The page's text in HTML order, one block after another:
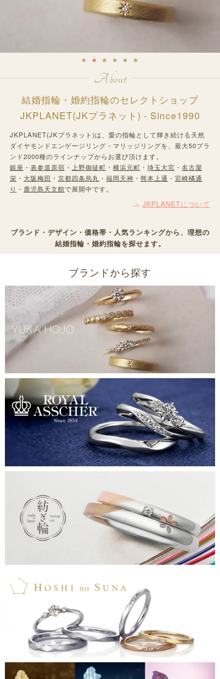
● ● ● ● ● ●
About
結婚指輪・婚約指輪のセレクトショップ
JKPLANET(JKプラネット) - Since1990
JKPLANET(JKプラネット)は、愛の指輪として輝き続ける天然
ダイヤモンドエンゲージリング ・ マリッジリングを、最大50ブラ
ンド2000種のラインナップからお選び頂けます。
銀座 ・ 表参道原宿 ・ 上野御徒町 ・ 横浜元町 ・ 埼玉大宮 ・ 名古屋
栄 ・ 大阪梅田 ・ 京都四条烏丸 ・ 福岡天神 ・ 熊本上通 ・ 宮崎橘通
り ・ 鹿児島天文館で展開中です。
JKPLANETについて
ブランド・デザイン・価格帯・人気ランキングから、理想の
結婚指輪 ・ 婚約指輪を探せます。
ブランドから探す